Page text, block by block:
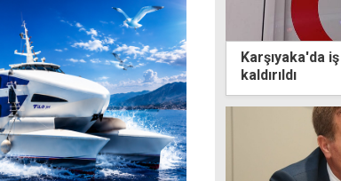
Karşıyaka'da
kaldırıldı